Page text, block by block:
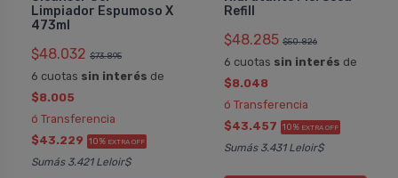
Limpiador Espumoso X
473ml
$48.032 $73.895
6 cuotas sin interés de
$8.005
ó Transferencia
$43.229 10% EXTRA OFF
Sumás 3.421 Leloir$
Refill
$48.285 $50.826
6 cuotas sin interés de
$8.048
ó Transferencia
$43.457 10% EXTRA OFF
Sumás 3.431 Leloir$